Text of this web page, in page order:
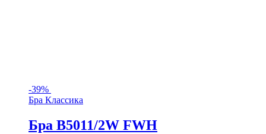
-39%
Бра Классика
Бра B5011/2W FWH